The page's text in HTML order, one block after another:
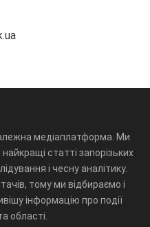
медіаплатформа. Ми
статті запорізьких
і чесну аналітику.
тому ми відбираємо і
інформацію про події
області.